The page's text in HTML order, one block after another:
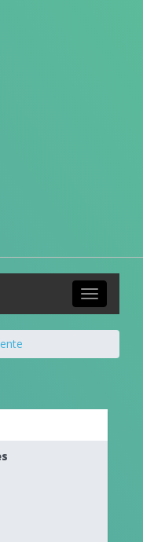
Toggle
navigation